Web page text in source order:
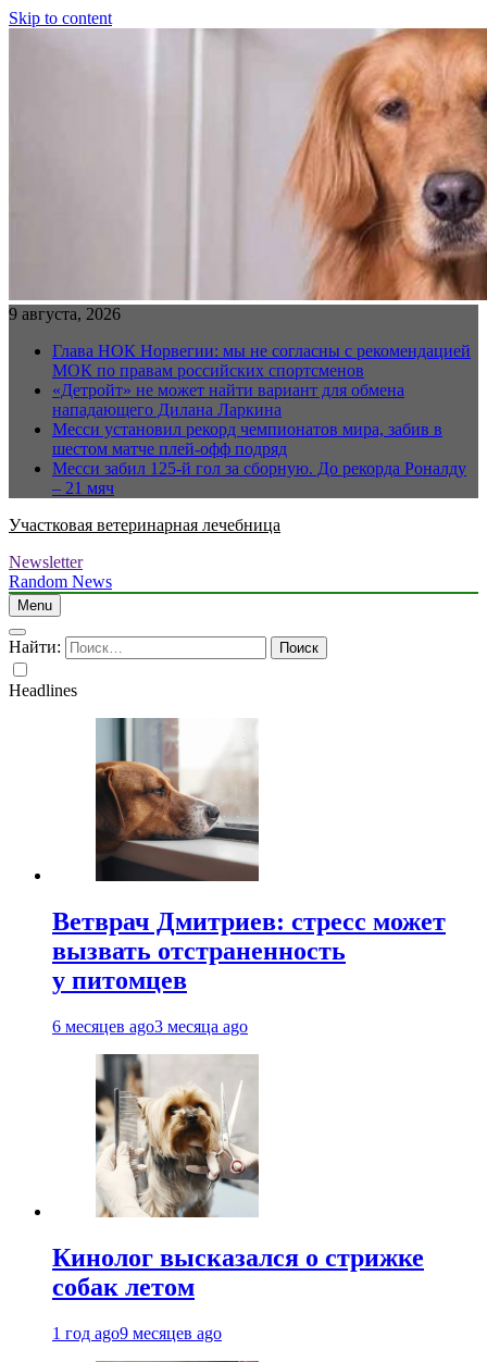
Skip to content
9 августа, 2026
Глава НОК Норвегии: мы не согласны с рекомендацией
МОК по правам российских спортсменов
«Детройт» не может найти вариант для обмена
нападающего Дилана Ларкина
Месси установил рекорд чемпионатов мира, забив в
шестом матче плей‑офф подряд
Месси забил 125-й гол за сборную. До рекорда Роналду
– 21 мяч
Участковая ветеринарная лечебница
Newsletter
Random News
Menu
Найти:
Headlines
Ветврач Дмитриев: стресс может
вызвать отстраненность
у питомцев
6 месяцев ago3 месяца ago
Кинолог высказался о стрижке
собак летом
1 год ago9 месяцев ago